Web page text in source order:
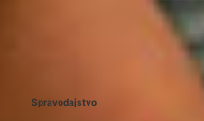
Spravodajstvo